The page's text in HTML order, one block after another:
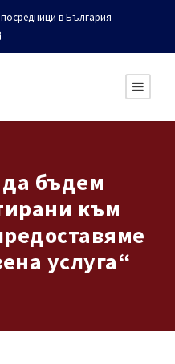
в България
бъдем
към
услуга“